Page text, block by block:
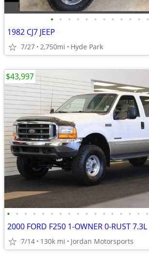
• • • • • • • • • • • •
1982 CJ7 JEEP
7/27 2,750mi Hyde Park
• • • • • • • • • • • • • • • • •
7/14 130k mi Jordan Motorsports
$43,997